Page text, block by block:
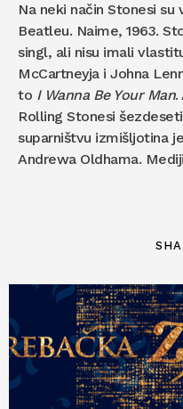
Na neki način Stonesi
Beatleu. Naime, 1963.
singl, ali nisu imali
McCartneyja i Johna
to I Wanna Be Your Man.
Rolling Stonesi
suparništvu izmišljotina
Andrewa Oldhama.